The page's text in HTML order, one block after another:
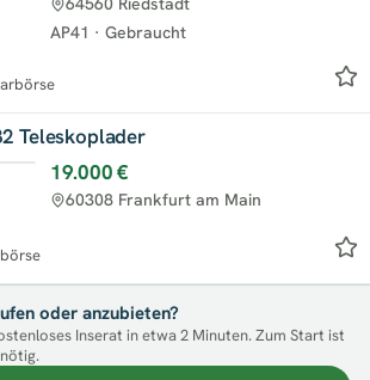
AP41 · Gebraucht
Teleskoplader
19.000 €
60308 Frankfurt am Main
oder anzubieten?
Inserat in etwa 2 Minuten. Zum Start ist